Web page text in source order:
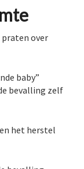
over
baby”
bevalling zelf
het herstel